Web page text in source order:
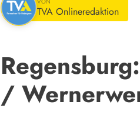
TVA Onlineredaktion
/